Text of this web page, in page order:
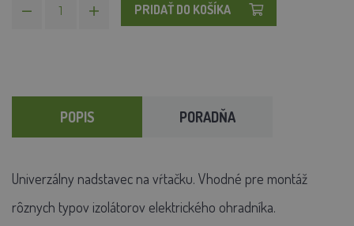
PRIDAŤ DO KOŠÍKA
POPIS PORADŇA
Univerzálny nadstavec na vŕtačku. Vhodné pre montáž
rôznych typov izolátorov elektrického ohradníka.